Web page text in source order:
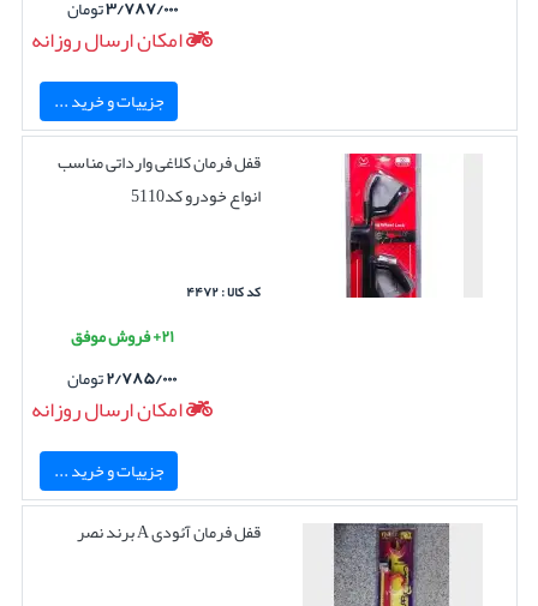
۳/۷۸۷/۰۰۰تومان
امکان ارسال روزانه
جزییات و خرید ...
قفل فرمان کلاغی وارداتی مناسب
انواع خودرو کد5110
کد کالا : ۴۴۷۲
۲۱+ فروش موفق
۲/۷۸۵/۰۰۰تومان
امکان ارسال روزانه
جزییات و خرید ...
قفل فرمان آئودی A برند نصر